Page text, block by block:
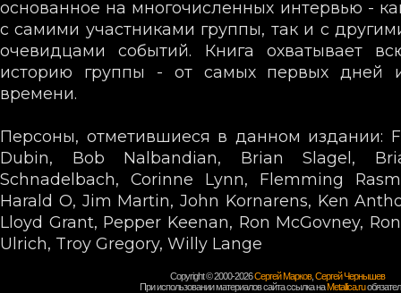
основанное на многочисленных интервью -
с самими участниками группы, так и с
очевидцами событий. Книга охватывает
историю группы - от самых первых дней
времени.
Персоны, отметившиеся в данном издании:
Dubin, Bob Nalbandian, Brian Slagel,
Schnadelbach, Corinne Lynn, Flemming
Harald O, Jim Martin, John Kornarens, Ken
Lloyd Grant, Pepper Keenan, Ron McGovney,
Ulrich, Troy Gregory, Willy Lange
Copyright © 2000-2026Сергей Марков, Сергей Чернышев
При использовании материалов сайта ссылка наMetallica.ru